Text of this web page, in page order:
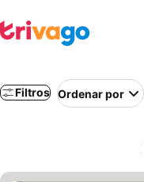
Filtros Ordenar por